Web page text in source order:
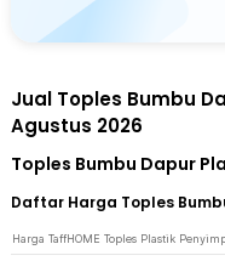
Jual Toples Bumbu
Agustus 2026
Toples Bumbu Dapur
Daftar Harga Toples